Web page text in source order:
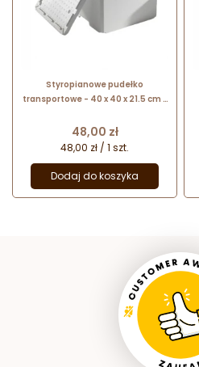
Styropianowe pudełko
transportowe - 40 x 40 x 21.5 cm -
wysyłki czekolady i dekoracji
czekoladowych
Cena
48,00 zł
48,00 zł / 1 szt.
Dodaj do koszyka